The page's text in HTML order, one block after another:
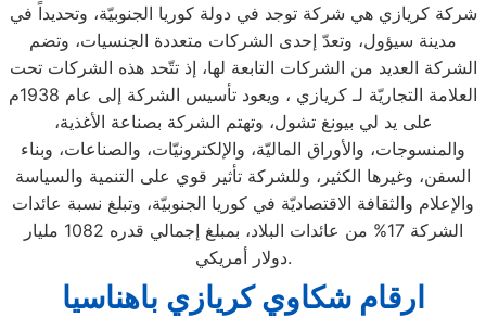
شركة كريازي هي شركة توجد في دولة كوريا الجنوبيّة، وتحديداً في
مدينة سيؤول، وتعدّ إحدى الشركات متعددة الجنسيات، وتضم
الشركة العديد من الشركات التابعة لها، إذ تتّحد هذه الشركات تحت
العلامة التجاريّة لـ كريازي ، ويعود تأسيس الشركة إلى عام 1938م
على يد لي بيونغ تشول، وتهتم الشركة بصناعة الأغذية،
والمنسوجات، والأوراق الماليّة، والإلكترونيّات، والصناعات، وبناء
السفن، وغيرها الكثير، وللشركة تأثير قوي على التنمية والسياسة
والإعلام والثقافة الاقتصاديّة في كوريا الجنوبيّة، وتبلغ نسبة عائدات
الشركة 17% من عائدات البلاد، بمبلغ إجمالي قدره 1082 مليار
دولار أمريكي.
ارقام شكاوي كريازي باهناسيا